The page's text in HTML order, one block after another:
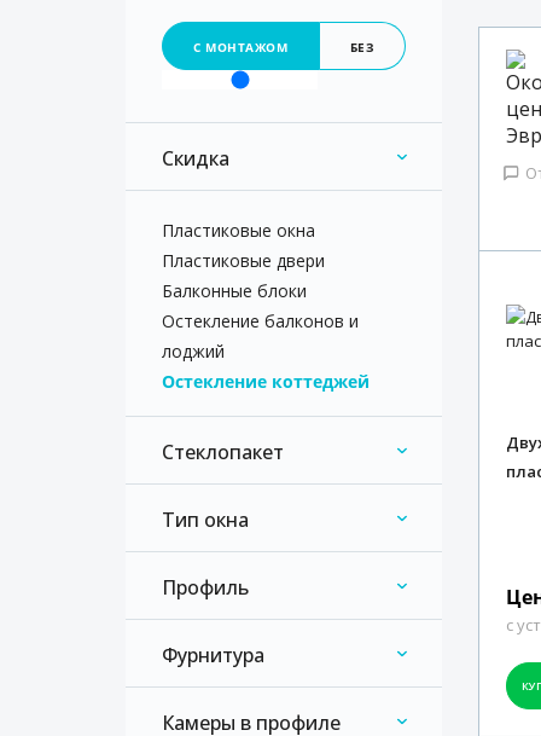
С МОНТАЖОМ БЕЗ
Скидка
со скидкой
Пластиковые окна
Пластиковые двери
Балконные блоки
Остекление балконов и
лоджий
Остекление коттеджей
Стеклопакет
Двухкамерный
Тип окна
С фрамугой
Профиль
Brusbox
Фурнитура
Камеры в профиле
с